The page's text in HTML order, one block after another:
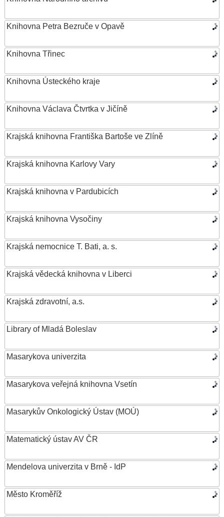
Knihovna Petra Bezruče v Opavě
Knihovna Třinec
Knihovna Ústeckého kraje
Knihovna Václava Čtvrtka v Jičíně
Krajská knihovna Františka Bartoše ve Zlíně
Krajská knihovna Karlovy Vary
Krajská knihovna v Pardubicích
Krajská knihovna Vysočiny
Krajská nemocnice T. Bati, a. s.
Krajská vědecká knihovna v Liberci
Krajská zdravotní, a.s.
Library of Mladá Boleslav
Masarykova univerzita
Masarykova veřejná knihovna Vsetín
Masarykův Onkologický Ústav (MOÚ)
Matematický ústav AV ČR
Mendelova univerzita v Brně - IdP
Město Kroměříž